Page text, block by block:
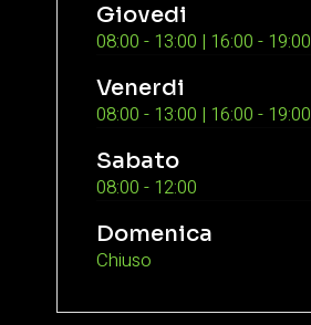
Giovedi
08:00 - 13:00 | 16:00 - 19:00
Venerdi
08:00 - 13:00 | 16:00 - 19:00
Sabato
08:00 - 12:00
Domenica
Chiuso